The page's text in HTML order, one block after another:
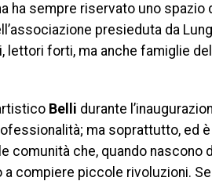
ha sempre riservato uno spazio
presieduta da
forti, ma anche famiglie
Belli durante
ma soprattutto, ed
comunità che, quando nascono
compiere piccole rivoluzioni.